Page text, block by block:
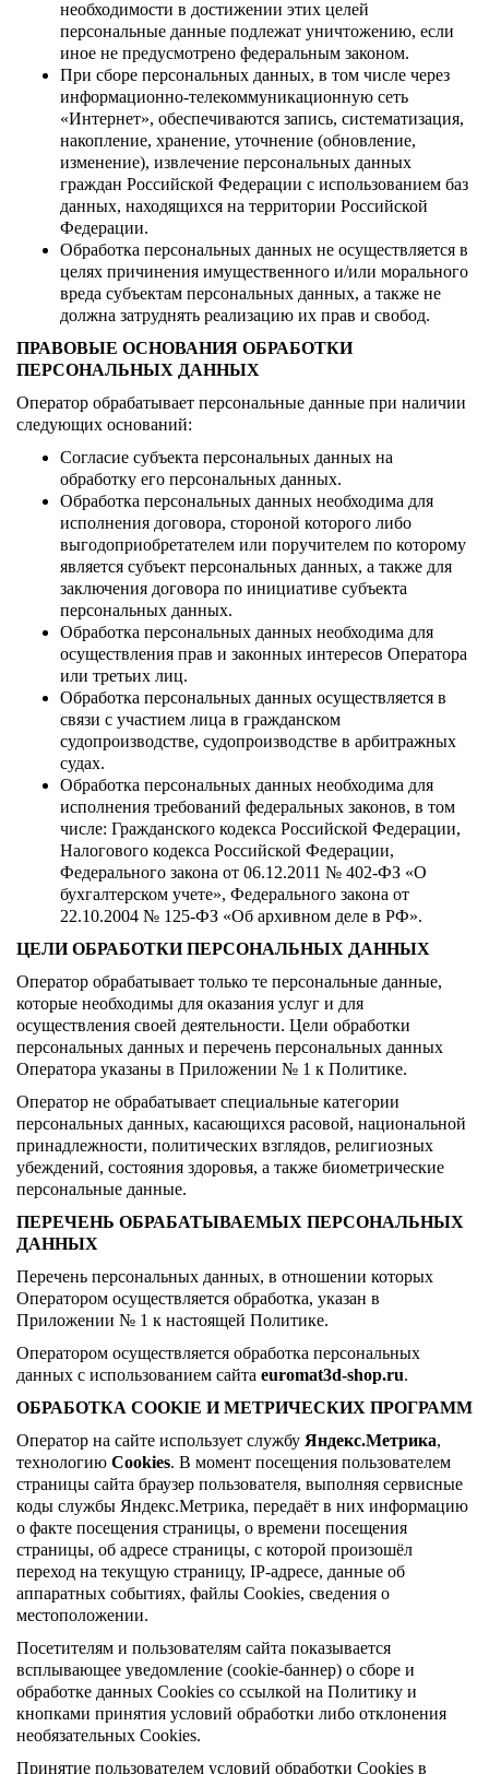
необходимости в достижении этих целей
персональные данные подлежат уничтожению, если
иное не предусмотрено федеральным законом.
При сборе персональных данных, в том числе через
информационно-телекоммуникационную сеть
«Интернет», обеспечиваются запись, систематизация,
накопление, хранение, уточнение (обновление,
изменение), извлечение персональных данных
граждан Российской Федерации с использованием баз
данных, находящихся на территории Российской
Федерации.
Обработка персональных данных не осуществляется в
целях причинения имущественного и/или морального
вреда субъектам персональных данных, а также не
должна затруднять реализацию их прав и свобод.
ПРАВОВЫЕ ОСНОВАНИЯ ОБРАБОТКИ
ПЕРСОНАЛЬНЫХ ДАННЫХ
Оператор обрабатывает персональные данные при наличии
следующих оснований:
Согласие субъекта персональных данных на
обработку его персональных данных.
Обработка персональных данных необходима для
исполнения договора, стороной которого либо
выгодоприобретателем или поручителем по которому
является субъект персональных данных, а также для
заключения договора по инициативе субъекта
персональных данных.
Обработка персональных данных необходима для
осуществления прав и законных интересов Оператора
или третьих лиц.
Обработка персональных данных осуществляется в
связи с участием лица в гражданском
судопроизводстве, судопроизводстве в арбитражных
судах.
Обработка персональных данных необходима для
исполнения требований федеральных законов, в том
числе: Гражданского кодекса Российской Федерации,
Налогового кодекса Российской Федерации,
Федерального закона от 06.12.2011 № 402-ФЗ «О
бухгалтерском учете», Федерального закона от
22.10.2004 № 125-ФЗ «Об архивном деле в РФ».
ЦЕЛИ ОБРАБОТКИ ПЕРСОНАЛЬНЫХ ДАННЫХ
Оператор обрабатывает только те персональные данные,
которые необходимы для оказания услуг и для
осуществления своей деятельности. Цели обработки
персональных данных и перечень персональных данных
Оператора указаны в Приложении № 1 к Политике.
Оператор не обрабатывает специальные категории
персональных данных, касающихся расовой, национальной
принадлежности, политических взглядов, религиозных
убеждений, состояния здоровья, а также биометрические
персональные данные.
ПЕРЕЧЕНЬ ОБРАБАТЫВАЕМЫХ ПЕРСОНАЛЬНЫХ
ДАННЫХ
Перечень персональных данных, в отношении которых
Оператором осуществляется обработка, указан в
Приложении № 1 к настоящей Политике.
Оператором осуществляется обработка персональных
данных с использованием сайта euromat3d-shop.ru.
ОБРАБОТКА COOKIE И МЕТРИЧЕСКИХ ПРОГРАММ
Оператор на сайте использует службу Яндекс.Метрика,
технологию Cookies. В момент посещения пользователем
страницы сайта браузер пользователя, выполняя сервисные
коды службы Яндекс.Метрика, передаёт в них информацию
о факте посещения страницы, о времени посещения
страницы, об адресе страницы, с которой произошёл
переход на текущую страницу, IP-адресе, данные об
аппаратных событиях, файлы Cookies, сведения о
местоположении.
Посетителям и пользователям сайта показывается
всплывающее уведомление (cookie-баннер) о сборе и
обработке данных Cookies со ссылкой на Политику и
кнопками принятия условий обработки либо отклонения
необязательных Cookies.
Принятие пользователем условий обработки Cookies в